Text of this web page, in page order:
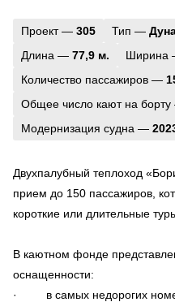
Проект — 305 Тип —
Длина — 77,9 м. Ширина
Количество пассажиров —
Общее число кают на
Модернизация судна —
Двухпалубный теплоход
прием до 150 пассажиров,
короткие или длительные
В каютном фонде
оснащенности:
· в самых недорогих